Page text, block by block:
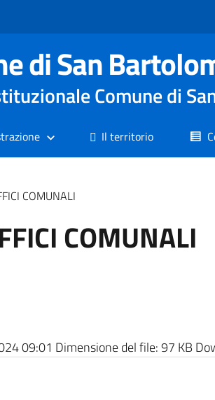
di San
Comune di
Il territorio
COMUNALI
COMUNALI
09:01 Dimensione del file:97 KB